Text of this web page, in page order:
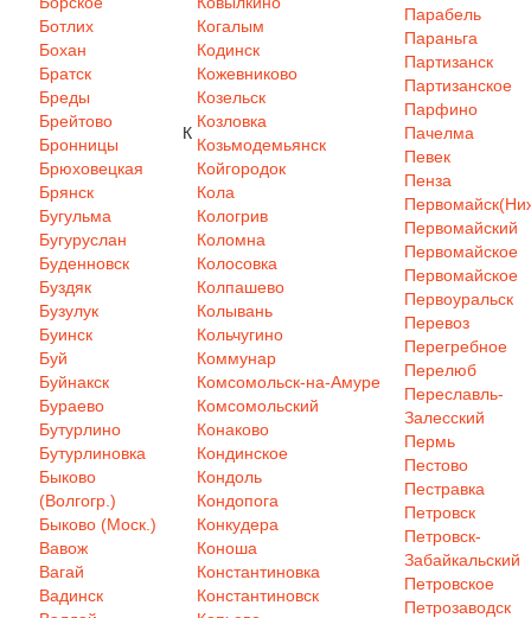
Ботлих
Бохан
Братск
Бреды
Брейтово
Бронницы
Брюховецкая
Брянск
Бугульма
Бугуруслан
Буденновск
Буздяк
Бузулук
Буинск
Буй
Буйнакск
Бураево
Бутурлино
Бутурлиновка
Быково
(Волгогр.)
Быково (Моск.)
Вавож
Вагай
Вадинск
К
Когалым
Кодинск
Кожевниково
Козельск
Козловка
Козьмодемьянск
Койгородок
Кола
Кологрив
Коломна
Колосовка
Колпашево
Колывань
Кольчугино
Коммунар
Комсомольск-на-Амуре
Комсомольский
Конаково
Кондинское
Кондоль
Кондопога
Конкудера
Коноша
Константиновка
Константиновск
Парабель
Параньга
Партизанск
Партизанское
Парфино
Пачелма
Певек
Пенза
Первомайский
Первомайское
Первомайское
Первоуральск
Перевоз
Перегребное
Перелюб
Переславль-
Залесский
Пермь
Пестово
Пестравка
Петровск
Петровск-
Забайкальский
Петровское
Петрозаводск